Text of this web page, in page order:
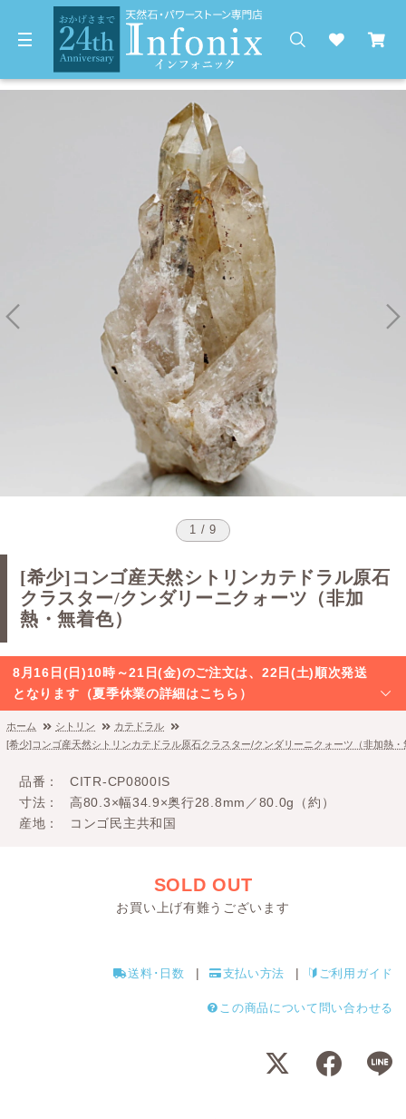
1 / 9
[希少]コンゴ産天然シトリンカテドラル原石
クラスター/クンダリーニクォーツ（非加
熱・無着色）
8月16日(日)10時～21日(金)のご注文は、22日(土)順次発送
となります（夏季休業の詳細はこちら）
ホーム シトリン
カテドラル
[希少]コンゴ産天然シトリンカテドラル原石クラスター/クンダリーニクォーツ（非加熱・
品番
CITR-CP0800IS
寸法
高80.3×幅34.9×奥行28.8mm／80.0g（約）
産地
コンゴ民主共和国
SOLD OUT
お買い上げ有難うございます
送料･日数 支払い方法 ご利用ガイド
この商品について問い合わせる